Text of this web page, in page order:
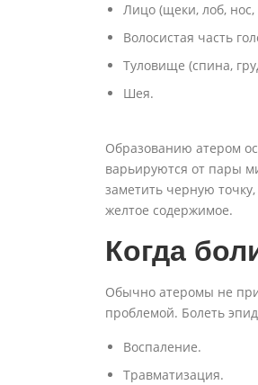
Лицо (щеки, лоб, нос,
Волосистая часть
Туловище (спина,
Шея.
Образованию атером
варьируются от пары
заметить черную
желтое содержимое.
Когда
Обычно атеромы не
проблемой. Болеть
Воспаление.
Травматизация.